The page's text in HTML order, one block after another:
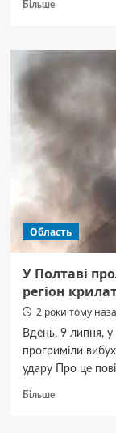
БільшеДокладніше
нагородили
Область
У Полтаві
регіон
2 роки тому
Вдень, 9 липня, у
прогриміли
удару Про це
БільшеДокладніше